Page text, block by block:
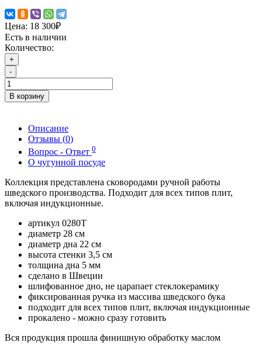
Цена: 18 300₽
Есть в наличии
Количество:
+
-
В корзину
Описание
Отзывы (0)
Вопрос - Ответ 0
О чугунной посуде
Коллекция представлена сковородами ручной работы
шведского производства. Подходит для всех типов плит,
включая индукционные.
артикул 0280T
диаметр 28 см
диаметр дна 22 см
высота стенки 3,5 см
толщина дна 5 мм
сделано в Швеции
шлифованное дно, не царапает стеклокерамику
фиксированная ручка из массива шведского бука
подходит для всех типов плит, включая индукционные
прокалено - можно сразу готовить
Вся продукция прошла финишную обработку маслом